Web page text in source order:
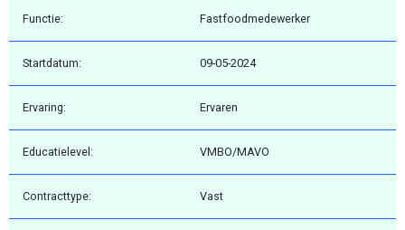
Functie: Fastfoodmedewerker
Startdatum: 09-05-2024
Ervaring: Ervaren
Educatielevel: VMBO/MAVO
Contracttype: Vast